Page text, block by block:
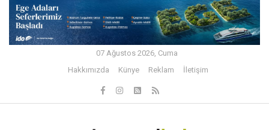
07 Ağustos 2026, Cuma
Hakkımızda
Künye Reklam İletişim